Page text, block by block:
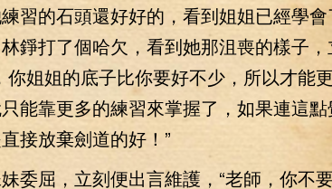
的石頭還好好的，看到姐姐已經學會
錚打了個哈欠，看到她那沮喪的樣子
你姐姐的底子比你要好不少，所以才能
能靠更多的練習來掌握了，如果連這點
接放棄劍道的好！”
屈，立刻便出言維護，“老師，你不